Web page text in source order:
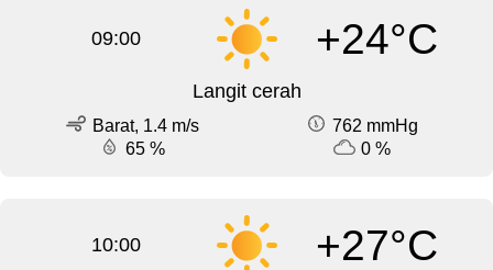
09:00 +24°C
Langit cerah
Barat, 1.4 m/s
762 mmHg
65 %
0 %
10:00 +27°C